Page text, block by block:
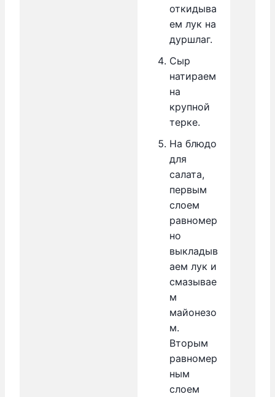
откидыва
ем лук на
дуршлаг.
Сыр
натираем
на
крупной
терке.
На блюдо
для
салата,
первым
слоем
равномер
но
выкладыв
аем лук и
смазывае
м
майонезо
м.
Вторым
равномер
ным
слоем